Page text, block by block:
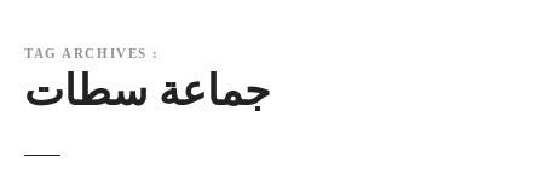
TAG ARCHIVES :
جماعة سطات